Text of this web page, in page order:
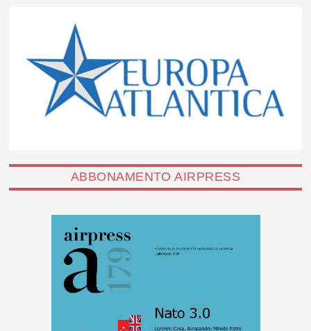
ABBONAMENTO AIRPRESS